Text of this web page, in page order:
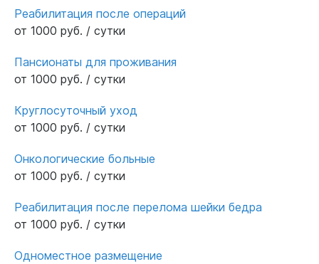
Реабилитация после операций
от 1000 руб. / сутки
Пансионаты для проживания
от 1000 руб. / сутки
Круглосуточный уход
от 1000 руб. / сутки
Онкологические больные
от 1000 руб. / сутки
Реабилитация после перелома шейки бедра
от 1000 руб. / сутки
Одноместное размещение